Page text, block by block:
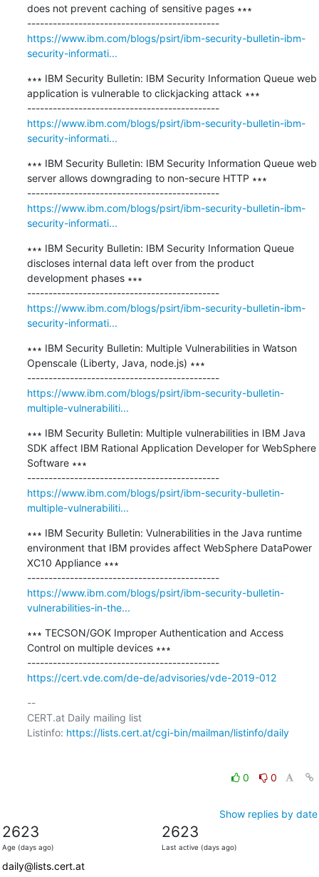
does not prevent caching of sensitive pages ∗∗∗
---------------------------------------------
https://www.ibm.com/blogs/psirt/ibm-security-bulletin-ibm-
security-informati...
∗∗∗ IBM Security Bulletin: IBM Security Information Queue web
application is vulnerable to clickjacking attack ∗∗∗
---------------------------------------------
https://www.ibm.com/blogs/psirt/ibm-security-bulletin-ibm-
security-informati...
∗∗∗ IBM Security Bulletin: IBM Security Information Queue web
server allows downgrading to non-secure HTTP ∗∗∗
---------------------------------------------
https://www.ibm.com/blogs/psirt/ibm-security-bulletin-ibm-
security-informati...
∗∗∗ IBM Security Bulletin: IBM Security Information Queue
discloses internal data left over from the product
development phases ∗∗∗
---------------------------------------------
https://www.ibm.com/blogs/psirt/ibm-security-bulletin-ibm-
security-informati...
∗∗∗ IBM Security Bulletin: Multiple Vulnerabilities in Watson
Openscale (Liberty, Java, node.js) ∗∗∗
---------------------------------------------
https://www.ibm.com/blogs/psirt/ibm-security-bulletin-
multiple-vulnerabiliti...
∗∗∗ IBM Security Bulletin: Multiple vulnerabilities in IBM Java
SDK affect IBM Rational Application Developer for WebSphere
Software ∗∗∗
---------------------------------------------
https://www.ibm.com/blogs/psirt/ibm-security-bulletin-
multiple-vulnerabiliti...
∗∗∗ IBM Security Bulletin: Vulnerabilities in the Java runtime
environment that IBM provides affect WebSphere DataPower
XC10 Appliance ∗∗∗
---------------------------------------------
https://www.ibm.com/blogs/psirt/ibm-security-bulletin-
vulnerabilities-in-the...
∗∗∗ TECSON/GOK Improper Authentication and Access
Control on multiple devices ∗∗∗
---------------------------------------------
https://cert.vde.com/de-de/advisories/vde-2019-012
--
CERT.at Daily mailing list
Listinfo: https://lists.cert.at/cgi-bin/mailman/listinfo/daily
0 0
Show replies by date
2623
Age (days ago)
2623
Last active (days ago)
daily@lists.cert.at